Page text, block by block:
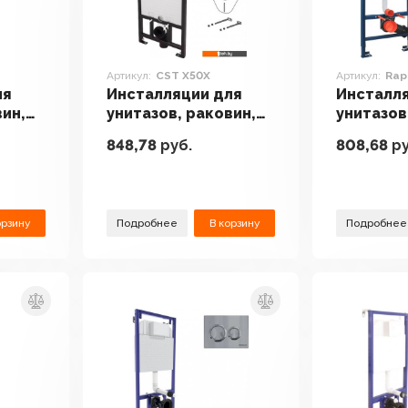
Артикул: CST X50X
Инсталляции для
унитазов, раковин,
Deante CST X50X
848,78руб.
Подробнее В корзину
Артикул:
Grohe
808,68
Подробнее